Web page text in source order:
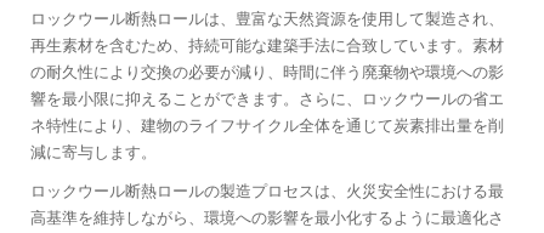
ロックウール断熱ロールは、豊富な天然資源を使用して製造され、
再生素材を含むため、持続可能な建築手法に合致しています。素材
の耐久性により交換の必要が減り、時間に伴う廃棄物や環境への影
響を最小限に抑えることができます。さらに、ロックウールの省エ
ネ特性により、建物のライフサイクル全体を通じて炭素排出量を削
減に寄与します。
ロックウール断熱ロールの製造プロセスは、火災安全性における最
高基準を維持しながら、環境への影響を最小化するように最適化さ